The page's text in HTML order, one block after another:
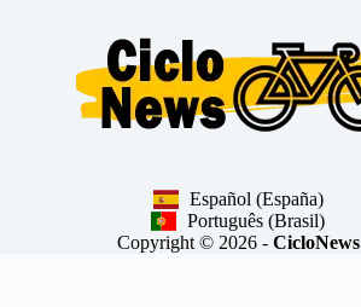
Español (España)
Português (Brasil)
Copyright © 2026 - CicloNews